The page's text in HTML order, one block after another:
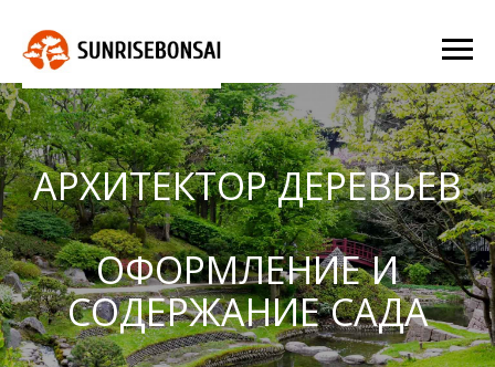
АРХИТЕКТОР ДЕРЕВЬЕВ
ОФОРМЛЕНИЕ И
СОДЕРЖАНИЕ САДА